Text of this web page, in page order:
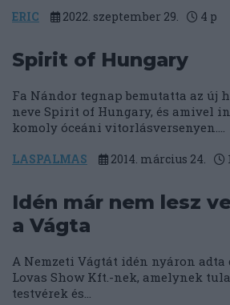
ERIC 2022. szeptember 29. 4 p
Spirit of Hungary
Fa Nándor tegnap bemutatta az új
neve Spirit of Hungary, és amivel
komoly óceáni vitorlásversenyen....
LASPALMAS 2014. március 24. 1
Idén már nem lesz
a Vágta
A Nemzeti Vágtát idén nyáron adta
Lovas Show Kft.-nek, amelynek
testvérek és...